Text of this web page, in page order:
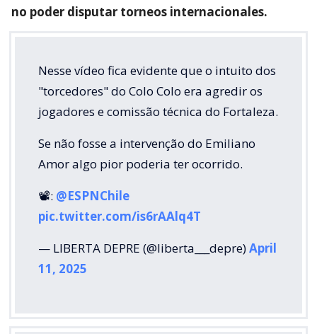
no poder disputar torneos internacionales.
Nesse vídeo fica evidente que o intuito dos
"torcedores" do Colo Colo era agredir os
jogadores e comissão técnica do Fortaleza.
Se não fosse a intervenção do Emiliano
Amor algo pior poderia ter ocorrido.
📽️: @ESPNChile
pic.twitter.com/is6rAAlq4T
— LIBERTA DEPRE (@liberta___depre)April
11, 2025